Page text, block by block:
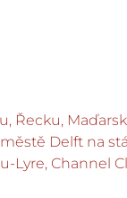
Řecku,
městě Delft na
Lyre, Channel